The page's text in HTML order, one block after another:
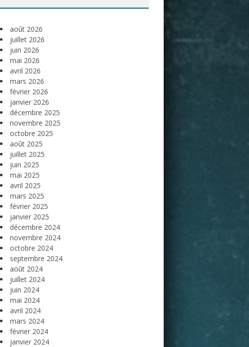
août 2026
juillet 2026
juin 2026
mai 2026
avril 2026
mars 2026
février 2026
janvier 2026
décembre 2025
novembre 2025
octobre 2025
août 2025
juillet 2025
juin 2025
mai 2025
avril 2025
mars 2025
février 2025
janvier 2025
décembre 2024
novembre 2024
octobre 2024
septembre 2024
août 2024
juillet 2024
juin 2024
mai 2024
avril 2024
mars 2024
février 2024
janvier 2024